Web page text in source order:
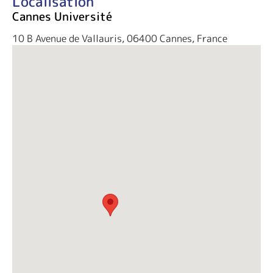
Cannes Université
10 B Avenue de Vallauris, 06400 Cannes, France